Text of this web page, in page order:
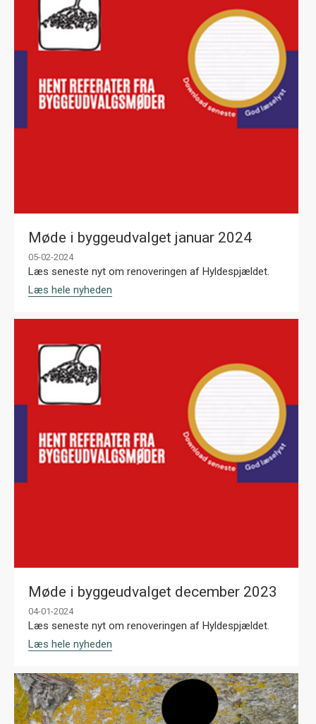
Møde i byggeudvalget januar 2024
05-02-2024
Læs seneste nyt om renoveringen af Hyldespjældet.
Læs hele nyheden
Møde i byggeudvalget december 2023
04-01-2024
Læs seneste nyt om renoveringen af Hyldespjældet.
Læs hele nyheden